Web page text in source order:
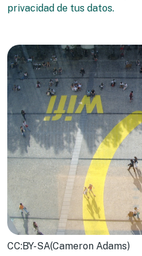
privacidad de tus datos.
CC:BY-SA(Cameron Adams)